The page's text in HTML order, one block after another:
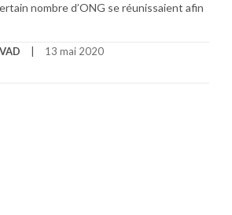
nombre d’ONG se réunissaient afin
13 mai 2020